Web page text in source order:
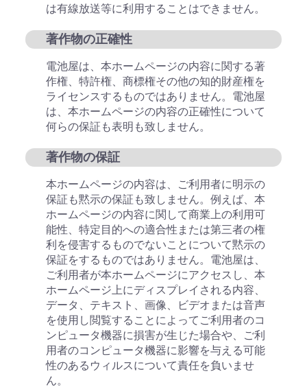
は有線放送等に利用することはできません。
著作物の正確性
電池屋は、本ホームページの内容に関する著
作権、特許権、商標権その他の知的財産権を
ライセンスするものではありません。電池屋
は、本ホームページの内容の正確性について
何らの保証も表明も致しません。
著作物の保証
本ホームページの内容は、ご利用者に明示の
保証も黙示の保証も致しません。例えば、本
ホームページの内容に関して商業上の利用可
能性、特定目的への適合性または第三者の権
利を侵害するものでないことについて黙示の
保証をするものではありません。電池屋は、
ご利用者が本ホームページにアクセスし、本
ホームページ上にディスプレイされる内容、
データ、テキスト、画像、ビデオまたは音声
を使用し閲覧することによってご利用者のコ
ンピュータ機器に損害が生じた場合や、ご利
用者のコンピュータ機器に影響を与える可能
性のあるウィルスについて責任を負いませ
ん。